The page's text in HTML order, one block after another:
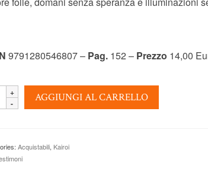
9791280546807 – Pag.152 – Prezzo 14,00
AGGIUNGI AL CARRELLO
Acquistabili, Kairoi